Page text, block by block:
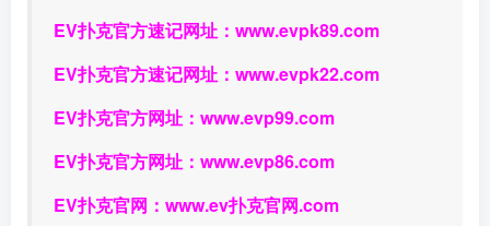
EV扑克官方速记网址： www.evpk89.com
EV扑克官方速记网址： www.evpk22.com
EV扑克官方网址： www.evp99.com
EV扑克官方网址： www.evp86.com
EV扑克官网： www.ev扑克官网.com